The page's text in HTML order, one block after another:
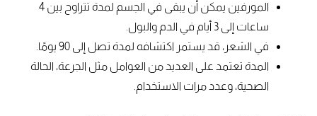
المورفين يمكن أن يبقى في الجسم لمدة تتراوح بين 4
ساعات إلى 3 أيام في الدم والبول.
في الشعر، قد يستمر اكتشافه لمدة تصل إلى 90 يومًا.
المدة تعتمد على العديد من العوامل مثل الجرعة، الحالة
الصحية، وعدد مرات الاستخدام.